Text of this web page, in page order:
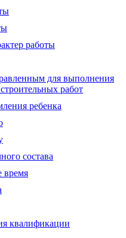
работы
для выполнения
работ
ребенка
состава
время
квалификации